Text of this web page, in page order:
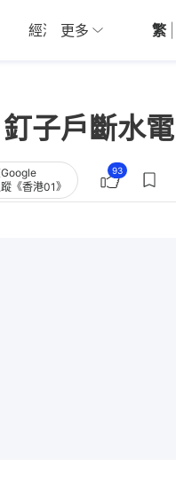
經濟 01深圳 觀
更多 繁
子戶斷水電
《香港01》
93